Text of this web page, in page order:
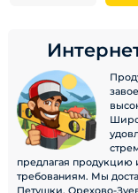
предлагая продукцию
требованиям. Мы
Петушки, Орехово-